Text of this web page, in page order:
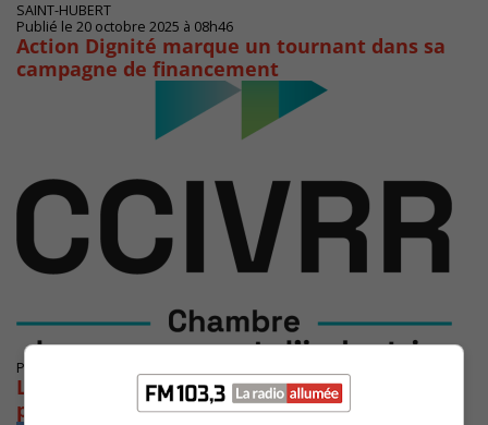
SAINT-HUBERT
Publié le 20 octobre 2025 à 08h46
Action Dignité marque un tournant dans sa
campagne de financement
Publié le 3 octobre 2025 à 14h45
Le développement économique doit être
prioritaire selon le CCIVRR